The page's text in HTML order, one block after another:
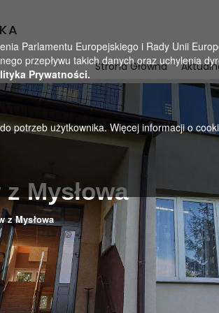
Parlamentu Europejskiego i Rady Unii
przepływu takich danych oraz uchylenia
Prywatności.
potrzeb użytkownika. Więcej informacji o
Strona Główna
Mysłowa
z Mysłowa